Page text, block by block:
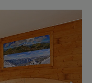
und in der